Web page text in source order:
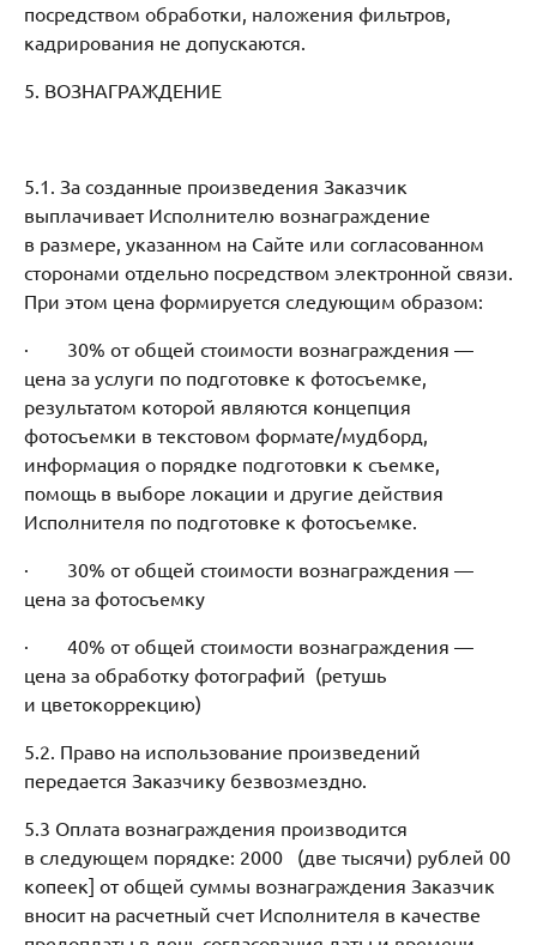
посредством обработки, наложения фильтров,
кадрирования не допускаются.
5. ВОЗНАГРАЖДЕНИЕ
5.1. За созданные произведения Заказчик
выплачивает Исполнителю вознаграждение
в размере, указанном на Сайте или согласованном
сторонами отдельно посредством электронной связи.
При этом цена формируется следующим образом:
· 30% от общей стоимости вознаграждения —
цена за услуги по подготовке к фотосъемке,
результатом которой являются концепция
фотосъемки в текстовом формате/мудборд,
информация о порядке подготовки к съемке,
помощь в выборе локации и другие действия
Исполнителя по подготовке к фотосъемке.
· 30% от общей стоимости вознаграждения —
цена за фотосъемку
· 40% от общей стоимости вознаграждения —
цена за обработку фотографий (ретушь
и цветокоррекцию)
5.2. Право на использование произведений
передается Заказчику безвозмездно.
5.3 Оплата вознаграждения производится
в следующем порядке: 2000 (две тысячи) рублей 00
копеек] от общей суммы вознаграждения Заказчик
вносит на расчетный счет Исполнителя в качестве